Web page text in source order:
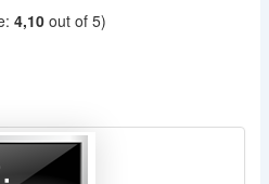
4,10out of 5)